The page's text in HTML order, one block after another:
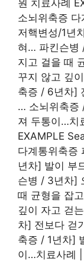
원 치료사례
소뇌위축증
저핵변성/1년
혀… 파킨슨병
지고 걸을 때
꾸지 않고 깊
축증 / 6년차]
… 소뇌위축증
져 두통이…치
EXAMPLE
다계통위축증
년차] 발이 부
슨병 / 3년차]
때 균형을 잡
깊이 자고 걷
차] 전보다 걷
축증 / 1년차]
이…치료사례 |